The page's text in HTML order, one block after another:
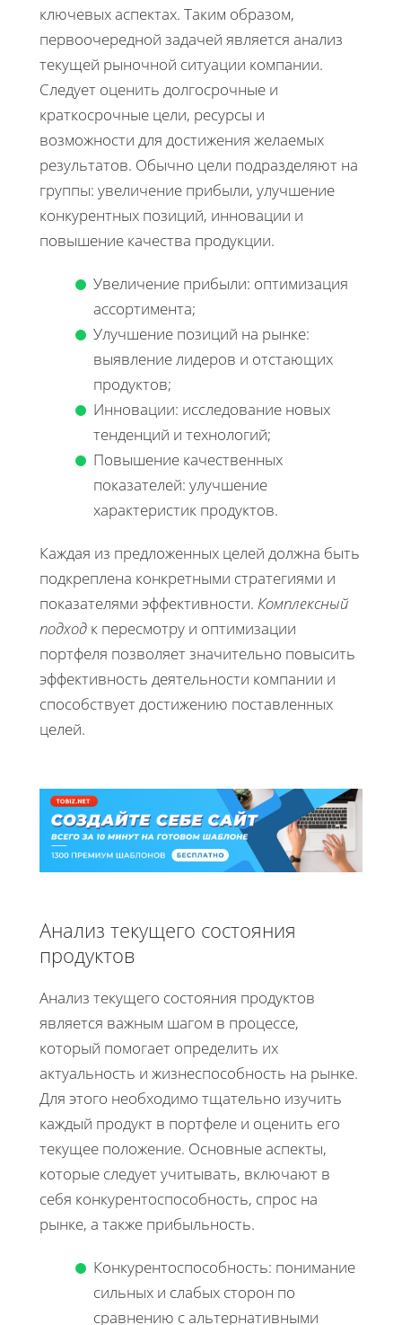
ключевых аспектах. Таким образом,
первоочередной задачей является анализ
текущей рыночной ситуации компании.
Следует оценить долгосрочные и
краткосрочные цели, ресурсы и
возможности для достижения желаемых
результатов. Обычно цели подразделяют на
группы: увеличение прибыли, улучшение
конкурентных позиций, инновации и
повышение качества продукции.
Увеличение прибыли: оптимизация
ассортимента;
Улучшение позиций на рынке:
выявление лидеров и отстающих
продуктов;
Инновации: исследование новых
тенденций и технологий;
Повышение качественных
показателей: улучшение
характеристик продуктов.
Каждая из предложенных целей должна быть
подкреплена конкретными стратегиями и
показателями эффективности. Комплексный
подход к пересмотру и оптимизации
портфеля позволяет значительно повысить
эффективность деятельности компании и
способствует достижению поставленных
целей.
Анализ текущего состояния
продуктов
Анализ текущего состояния продуктов
является важным шагом в процессе,
который помогает определить их
актуальность и жизнеспособность на рынке.
Для этого необходимо тщательно изучить
каждый продукт в портфеле и оценить его
текущее положение. Основные аспекты,
которые следует учитывать, включают в
себя конкурентоспособность, спрос на
рынке, а также прибыльность.
Конкурентоспособность: понимание
сильных и слабых сторон по
сравнению с альтернативными